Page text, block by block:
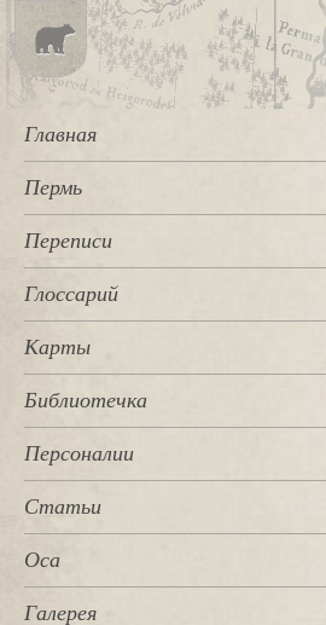
Главная
Пермь
Переписи
Глоссарий
Карты
Библиотечка
Персоналии
Статьи
Оса
Галерея